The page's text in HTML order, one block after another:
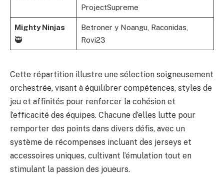
ProjectSupreme
Mighty Ninjas
🥷
Betroner y Noangu, Raconidas,
Rovi23
Cette répartition illustre une sélection soigneusement
orchestrée, visant à équilibrer compétences, styles de
jeu et affinités pour renforcer la cohésion et
l’efficacité des équipes. Chacune d’elles lutte pour
remporter des points dans divers défis, avec un
système de récompenses incluant des jerseys et
accessoires uniques, cultivant l’émulation tout en
stimulant la passion des joueurs.